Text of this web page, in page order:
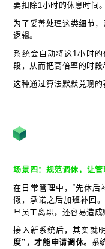
要扣除1小时的休息时间
为了妥善处理这类细节
逻辑。
系统会自动将这1小时
段，从而把高倍率的时段
这种通过算法默默兑现的
场景四：规范调休，让
在日常管理中，“先休后
假，承诺之后加班补回
旦员工离职，还容易造成
接入新系统后，其实就
度”，才能申请调休。 系